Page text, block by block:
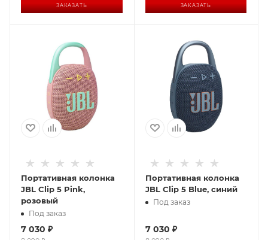
ЗАКАЗАТЬ ЗАКАЗАТЬ
Портативная колонка
JBL Clip 5 Pink,
розовый
Под заказ
7 030 ₽
Портативная колонка
JBL Clip 5 Blue, синий
Под заказ
7 030 ₽